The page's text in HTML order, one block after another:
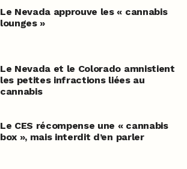
Le Nevada approuve les « cannabis
lounges »
Le Nevada et le Colorado amnistient
les petites infractions liées au
cannabis
Le CES récompense une « cannabis
box », mais interdit d’en parler